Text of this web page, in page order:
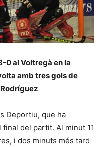
0 al Voltregà en la
amb tres gols de
Deportiu, que ha
del partit. Al minut 11
i dos minuts més tard